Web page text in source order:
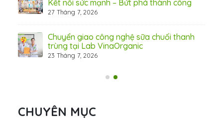
Kết nối sức mạnh – Bứt phá thành công
27 Tháng 7, 2026
Chuyển giao công nghệ sữa chuối thanh
trùng tại Lab VinaOrganic
23 Tháng 7, 2026
CHUYÊN MỤC